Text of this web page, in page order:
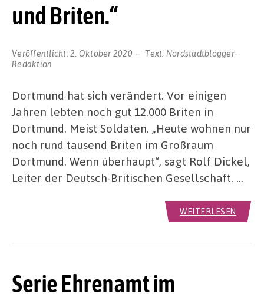
und Briten.“
Veröffentlicht:2. Oktober 2020 Text: Nordstadtblogger-
Redaktion
Dortmund hat sich verändert. Vor einigen
Jahren lebten noch gut 12.000 Briten in
Dortmund. Meist Soldaten. „Heute wohnen nur
noch rund tausend Briten im Großraum
Dortmund. Wenn überhaupt“, sagt Rolf Dickel,
Leiter der Deutsch-Britischen Gesellschaft. …
WEITERLESEN
Serie Ehrenamt im